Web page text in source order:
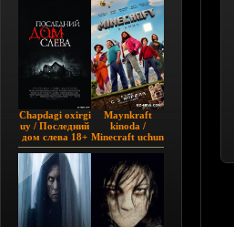
Chapdagi oxirgi
uy / Последний
дом слева 18+
(2009)
Maynkraft
kinoda /
Minecraft uchun
film / Maygiraft
2025 AQSH
filmi